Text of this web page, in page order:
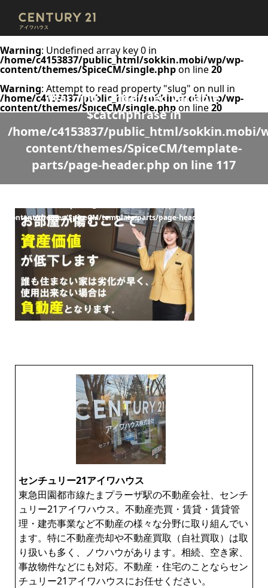
Warning: Undefined array key 0 in
/home/c4153837/public_html/sokkin.mobi/wp/wp-
content/themes/SpiceCM/single.phpon line20
Warning: Attempt to read property "slug" on null in
/home/c4153837/public_html/sokkin.mobi/wp/wp-
content/themes/SpiceCM/single.phpon line20
Warning: Undefined variable
$catchphrase in
/home/c4153837/public_html/sokkin.mobi/
content/themes/SpiceCM/template-
parts/page-header.php on line 117
content/themes/SpiceCM/template-parts/page-header.php
センチュリー21アイワハウス
東急田園都市線たまプラーザ駅の不動産会社、センチ
ュリー21アイワハウス。不動産売買・賃貸・賃貸管
理・建売事業など不動産の様々な分野に取り組んでい
ます。特に不動産売却や不動産買取（自社買取）は取
り扱いも多く、ノウハウがあります。相続、空き家、
事故物件などにも対応。不動産・住宅のことならセン
チュリー21アイワハウスにお任せください。